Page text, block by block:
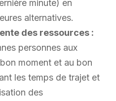
minute) en
alternatives.
des ressources :
personnes aux
moment et au bon
les temps de trajet et
des